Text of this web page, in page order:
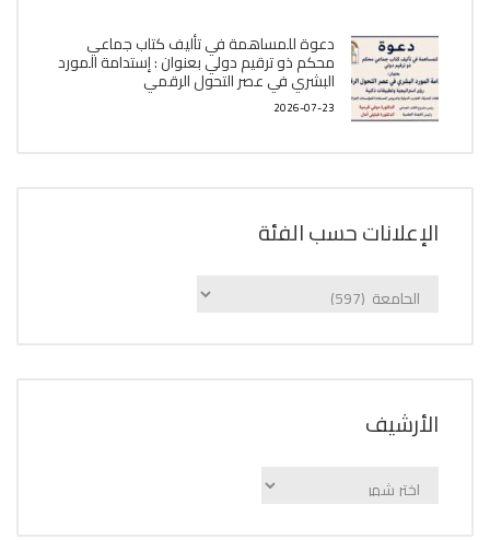
دعوة للمساهمة في تأليف كتاب جماعي
محكم ذو ترقيم دولي بعنوان : إستدامة المورد
البشري في عصر التحول الرقمي
2026-07-23
الإعلانات حسب الفئة
الإعلانات
اﻷرشيف
اﻷرشيف